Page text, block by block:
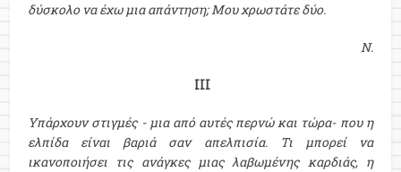
δύσκολο να έχω μια απάντηση; Μου χρωστάτε δύο.
Ν.
ΙΙΙ
Υπάρχουν στιγμές - μια από αυτές περνώ και τώρα- που η
ελπίδα είναι βαριά σαν απελπισία. Τι μπορεί να
ικανοποιήσει τις ανάγκες μιας λαβωμένης καρδιάς, η